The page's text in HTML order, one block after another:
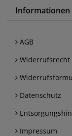
Informationen
AGB
Widerrufsrecht
Datenschutz
Impressum